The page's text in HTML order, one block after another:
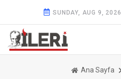
SUNDAY, AUG 9, 2026
Ana Sayfa